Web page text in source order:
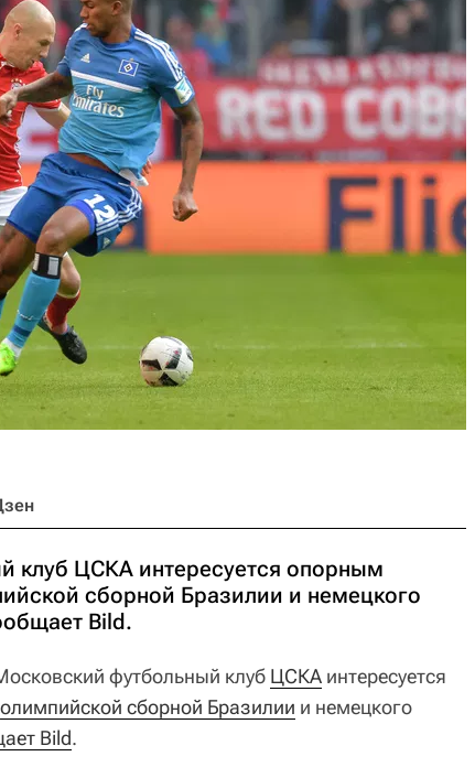
клуб ЦСКА интересуется опорным
сборной Бразилии и немецкого
Bild.
футбольный клуб ЦСКА интересуется
олимпийской сборной Бразилии и немецкого
Bild.